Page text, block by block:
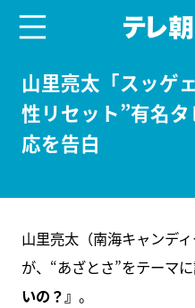
山里亮太「スッゲ
性リセット”有名
応を告白
山里亮太（南海キャンデ
が、“あざとさ”をテーマ
いの？』 。